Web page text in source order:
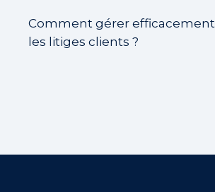
Comment gérer efficacement
les litiges clients ?